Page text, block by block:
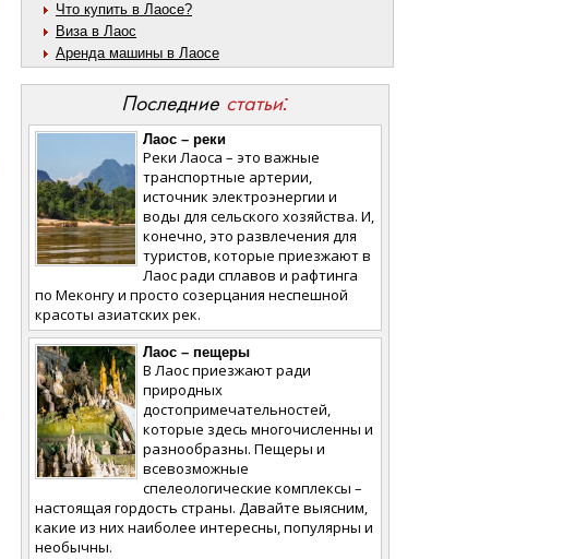
Что купить в Лаосе?
Виза в Лаос
Аренда машины в Лаосе
Последние статьи:
Лаос – реки
Реки Лаоса – это важные
транспортные артерии,
источник электроэнергии и
воды для сельского хозяйства. И,
конечно, это развлечения для
туристов, которые приезжают в
Лаос ради сплавов и рафтинга
по Меконгу и просто созерцания неспешной
красоты азиатских рек.
Лаос – пещеры
В Лаос приезжают ради
природных
достопримечательностей,
которые здесь многочисленны и
разнообразны. Пещеры и
всевозможные
спелеологические комплексы –
настоящая гордость страны. Давайте выясним,
какие из них наиболее интересны, популярны и
необычны.